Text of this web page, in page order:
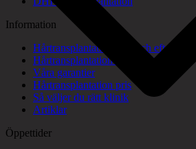
Information
Hårtransplantation före och efter bilder
Hårtransplantation konsultation
Våra garantier
Hårtransplantation pris
Så väljer du rätt klinik
Artiklar
Öppettider